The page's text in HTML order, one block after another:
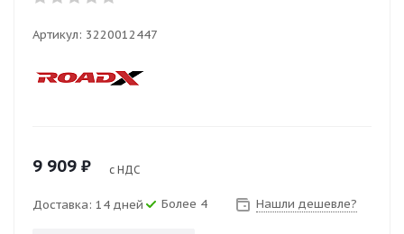
Артикул: 3220012447
9 909 ₽ с НДС
Доставка: 14 дней Более 4 Нашли дешевле?